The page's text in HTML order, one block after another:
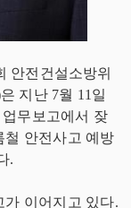
안전건설소방위
지난 7월 11일
무보고에서 잦
철 안전사고 예방
.
가 이어지고 있다.